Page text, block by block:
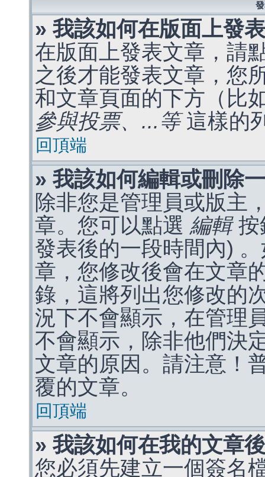
» 我該如何在版面上發
在版面上發表文章，請
之後才能發表文章，您
和文章頁面的下方（比
參與投票、...等這樣的
回頂端
» 我該如何編輯或刪除
除非您是管理員或版主
章。您可以點選 編輯按
發表後的一段時間內)
章，您修改後會在文章
錄，這將列出您修改的
況下不會顯示，在管理
不會顯示，除非他們決
文章的原因。請注意！
覆的文章。
回頂端
» 我該如何在我的文章
您必須先建立一個簽名